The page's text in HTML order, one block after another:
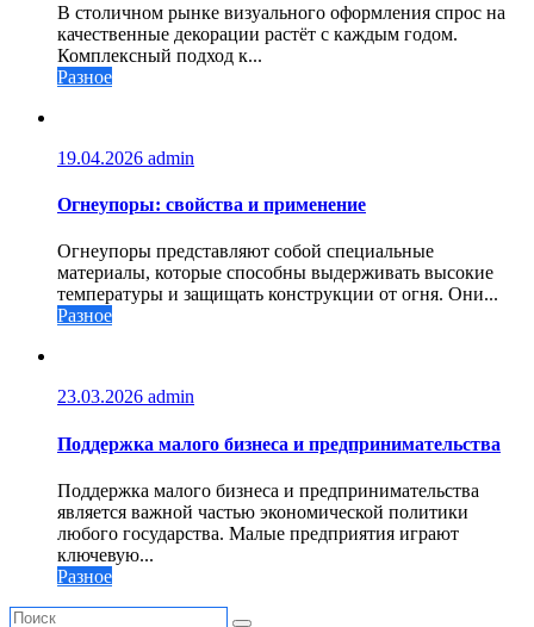
В столичном рынке визуального оформления спрос на
качественные декорации растёт с каждым годом.
Комплексный подход к...
Разное
19.04.2026 admin
Огнеупоры: свойства и применение
Огнеупоры представляют собой специальные
материалы, которые способны выдерживать высокие
температуры и защищать конструкции от огня. Они...
Разное
23.03.2026 admin
Поддержка малого бизнеса и предпринимательства
Поддержка малого бизнеса и предпринимательства
является важной частью экономической политики
любого государства. Малые предприятия играют
ключевую...
Разное